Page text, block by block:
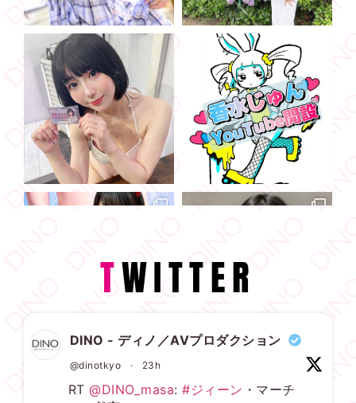
TWITTER
DINO - ディノ／AVプロダクション
@dinotkyo · 23h
RT@DINO_masa:#ジィーン ・マーチ